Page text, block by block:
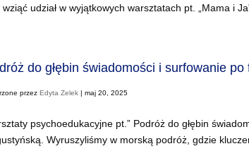
wziąć udział w wyjątkowych warsztatach pt. „Mama i
do głębin świadomości i surfowanie
przezEdyta Zelek |maj 20, 2025
psychoedukacyjne pt.” Podróż do głębin
Wyruszyliśmy w morską podróż, gdzie